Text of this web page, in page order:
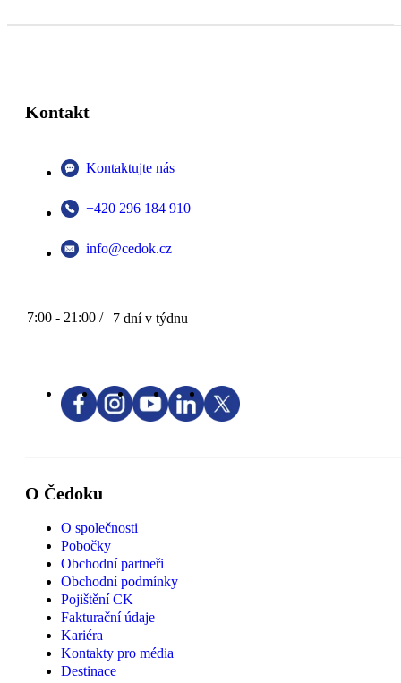
Kontakt
Kontaktujte nás
+420 296 184 910
info@cedok.cz
7:00 - 21:00 / 7 dní v týdnu
O Čedoku
O společnosti
Pobočky
Obchodní partneři
Obchodní podmínky
Pojištění CK
Fakturační údaje
Kariéra
Kontakty pro média
Destinace